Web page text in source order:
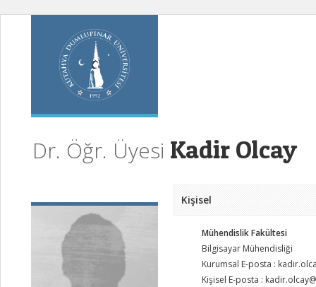
Dr. Öğr. Üyesi Kadir Olcay
Kişisel
Mühendislik Fakültesi
Bilgisayar Mühendisliği
Kurumsal E-posta :
Kişisel E-posta :